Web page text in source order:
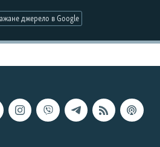
джерело в Google